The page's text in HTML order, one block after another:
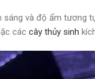
sáng và độ ẩm tương
các cây thủy sinh